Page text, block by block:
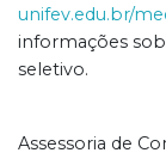
unifev.edu.br/
informações
seletivo.
Assessoria de